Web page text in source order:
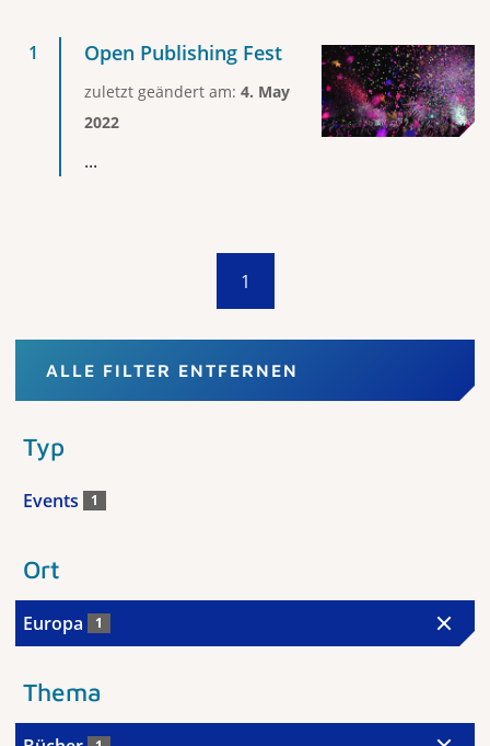
Open Publishing Fest
zuletzt geändert am: 4. May
2022
...
1
ALLE FILTER ENTFERNEN
Typ
Events 1
Ort
Europa 1
Thema